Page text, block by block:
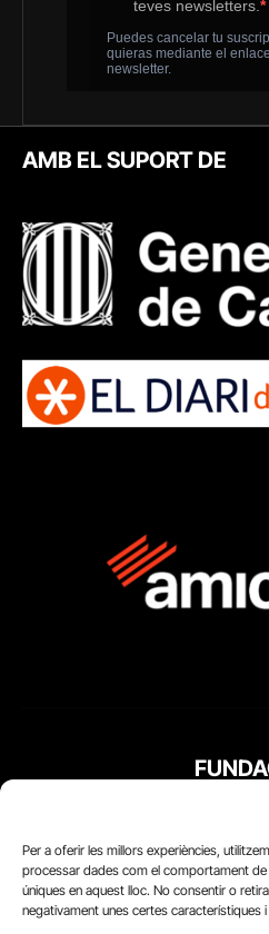
Per a oferir les millors experiències,
processar dades com el comportament
úniques en aquest lloc. No consentir o
negativament unes certes característiques
AMB EL SUPORT DE